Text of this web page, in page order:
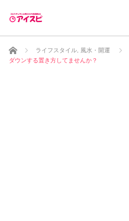
ホーム ライフスタイル 風水・開運
ダウンする置き方してませんか？